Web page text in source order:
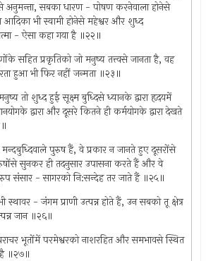
अनुमन्ता, सबका धारण - पोषण करनेवाला होनेसे
आदिका भी स्वामी होनेसे महेश्वर और शुध्द
- ऐसा कहा गया है ॥२२॥
सहित प्रकृतिको जो मनुष्य तत्त्वसे जानता है, वह
हुआ भी फिर नहीं जन्मता ॥२३॥
तो शुध्द हुई सूक्ष्म बुध्दिसे ध्यानके द्वारा हृदयमें
द्वारा और दूसरे कितने ही कर्मयोगके द्वारा देखते
पुरुष हैं, वे प्रकार न जानते हुए दूसरोंसे
सुनकर ही तदनुसार उपासना करते हैं और वे
संसार - सागरको नि:सन्देह तर जाते हैं ॥२५॥
स्थावर - जंगम प्राणी उत्पन्न होते हैं, उन सबको तू क्षेत्र
जान ॥२६॥
भूतोंमें परमेश्वरको नाशरहित और समभावसे स्थित
है ॥२७॥